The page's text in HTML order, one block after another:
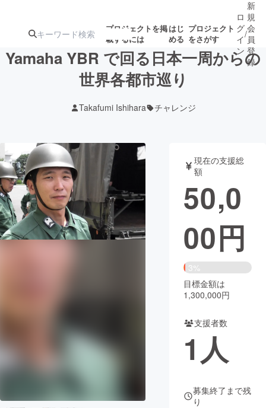
プロジェクトを掲
載するには
はじ
める
プロジェクト
をさがす
ターン
ジェクト
ロジェクト
アート・写真 音楽
テクノロジー・ガジェット ゲーム・
映像・映画 書籍・雑誌
チャレンジ
CAMPFIRE for Social Good
CAMPFIRE Creation
CAMPFIREふるさと納税
コミュニティ
ロ
グ
イ
ン
/
新
規
会
員
登
録
Yamaha YBR で回る日本一周からの
世界各都市巡り
Takafumi Ishihara チャレンジ
現在の支援総
額
50,0
00円
3%
目標金額は
1,300,000円
支援者数
1人
募集終了まで残
り